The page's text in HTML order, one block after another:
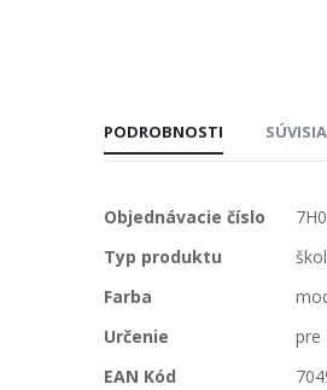
PODROBNOSTI
Viac
Objednávacie číslo
Typ produktu
Farba
Určenie
pre
EAN Kód